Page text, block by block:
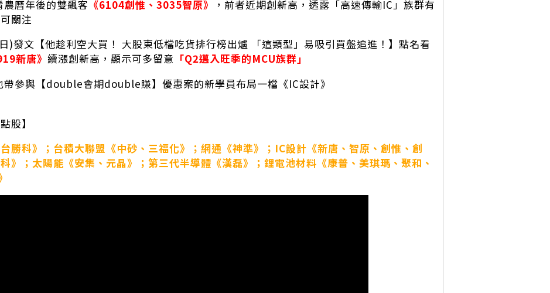
農曆年後的雙飆客 《6104創惟、3035智原》
，前者近期創新高，透露「高速傳輸IC」族群有
關注
)發文【他趁利空大買！ 大股東低檔吃貨排行榜出爐 「這類型」易吸引買盤追進！】點名看
新唐》 續漲創新高，顯示可多留意 「Q2邁入旺季的MCU族群」
帶參與【double會期double賺】優惠案的新學員布局一檔《IC設計》
股】
勝科》；台積大聯盟《中砂、三福化》；網通《神準》；IC設計《新唐、智原、創惟、創
》；太陽能《安集、元晶》；第三代半導體《漢磊》；鋰電池材料《康普、美琪瑪、聚和、